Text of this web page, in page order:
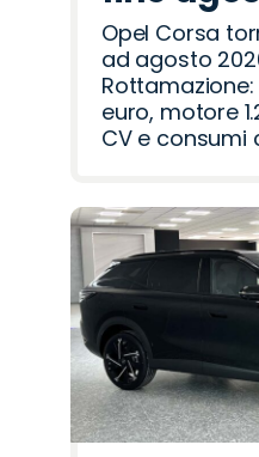
Opel Corsa
ad agosto
Rottamazione:
euro, motore
CV e consumi